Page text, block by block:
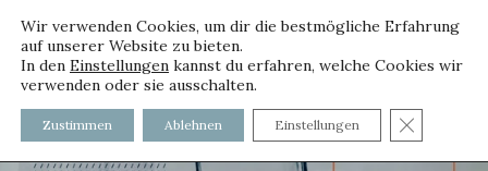
voller worte
mit und ohne Innenfutter
Wir verwenden Cookies, um dir die bestmögliche Erfahrung
auf unserer Website zu bieten.
In den Einstellungen kannst du erfahren, welche Cookies wir
verwenden oder sie ausschalten.
Zustimmen Ablehnen Einstellungen GDPR